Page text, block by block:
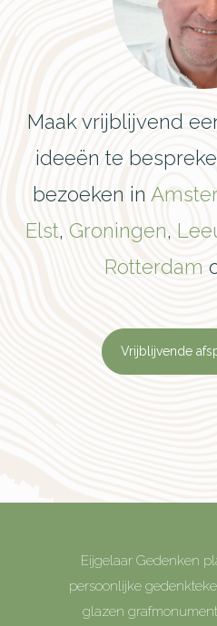
Maak vrijblijvend
ideeën te
bezoeken in
Elst, Groningen,
Rotterdam
Vrijblijvende
Eijgelaar Gedenken
persoonlijke
glazen